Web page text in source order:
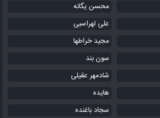
محسن یگانه
علی لهراسبی
مجید خراطها
سون بند
شادمهر عقیلی
هایده
سجاد باغنده